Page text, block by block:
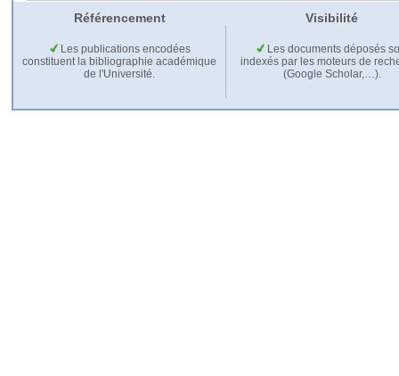
Référencement Visibilité
Les publications encodées
constituent la bibliographie académique
de l'Université.
Les documents déposés
indexés par les moteurs de
(Google Scholar,…).